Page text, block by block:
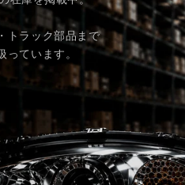
トラック部品まで
っています。